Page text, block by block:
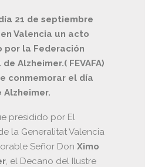
21 de septiembre
Valencia un acto
por la Federación
Alzheimer.( FEVAFA)
conmemorar el día
Alzheimer.
presidido por El
la Generalitat Valencia
Señor Don Ximo
, el Decano del Ilustre